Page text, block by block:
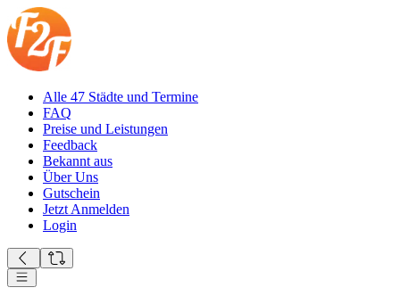
Alle 47 Städte und Termine
FAQ
Preise und Leistungen
Feedback
Bekannt aus
Über Uns
Gutschein
Jetzt Anmelden
Login